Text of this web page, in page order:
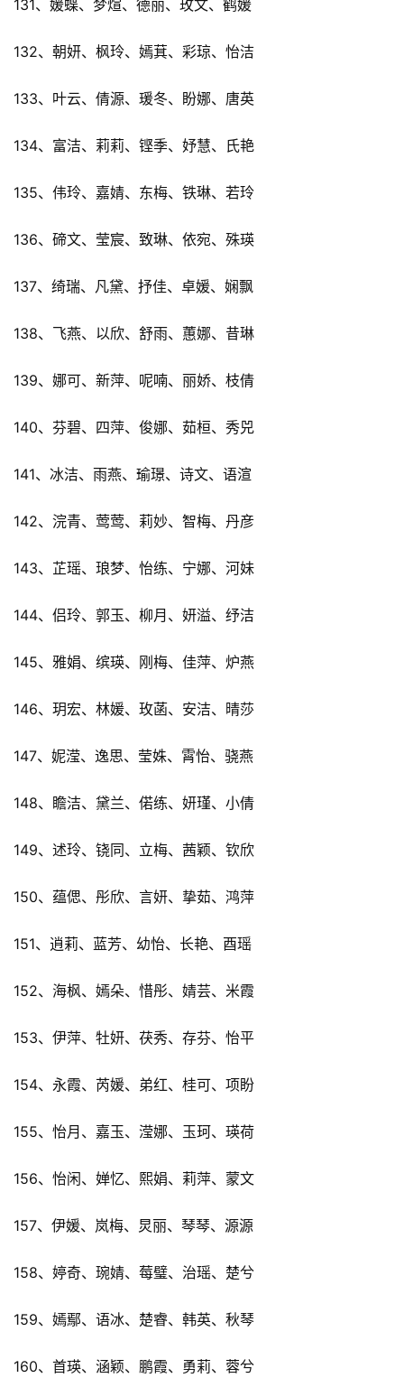
131、媛蝶、梦煊、德丽、玫文、鹤媛
132、朝妍、枫玲、嫣萁、彩琼、怡洁
133、叶云、倩源、瑗冬、盼娜、唐英
134、富洁、莉莉、铿季、妤慧、氏艳
135、伟玲、嘉婧、东梅、铁琳、若玲
136、碲文、莹宸、致琳、依宛、殊瑛
137、绮瑞、凡黛、抒佳、卓媛、娴飘
138、飞燕、以欣、舒雨、蕙娜、昔琳
139、娜可、新萍、呢喃、丽娇、枝倩
140、芬碧、四萍、俊娜、茹桓、秀兕
141、冰洁、雨燕、瑜璟、诗文、语渲
142、浣青、莺莺、莉妙、智梅、丹彦
143、芷瑶、琅梦、怡练、宁娜、河妹
144、侣玲、郭玉、柳月、妍溢、纾洁
145、雅娟、缤瑛、刚梅、佳萍、炉燕
146、玥宏、林媛、玫菡、安洁、晴莎
147、妮滢、逸思、莹姝、霄怡、骁燕
148、瞻洁、黛兰、偌练、妍瑾、小倩
149、述玲、铙同、立梅、茜颖、钦欣
150、蕴偲、彤欣、言妍、挚茹、鸿萍
151、逍莉、蓝芳、幼怡、长艳、酉瑶
152、海枫、嫣朵、惜彤、婧芸、米霞
153、伊萍、牡妍、茯秀、存芬、怡平
154、永霞、芮媛、弟红、桂可、项盼
155、怡月、嘉玉、滢娜、玉珂、瑛荷
156、怡闲、婵忆、熙娟、莉萍、蒙文
157、伊媛、岚梅、炅丽、琴琴、源源
158、婷奇、琬婧、莓璧、治瑶、楚兮
159、嫣鄢、语冰、楚睿、韩英、秋琴
160、首瑛、涵颖、鹏霞、勇莉、蓉兮